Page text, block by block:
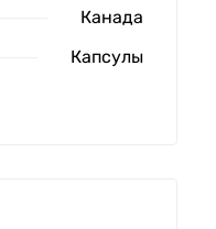
Канада
Капсулы